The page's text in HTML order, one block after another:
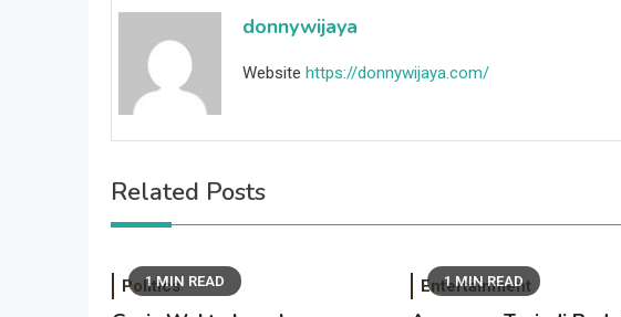
donnywijaya
Website https://donnywijaya.com/
Related Posts
1 MIN READ
Politics 1 MIN READ
Entertainment